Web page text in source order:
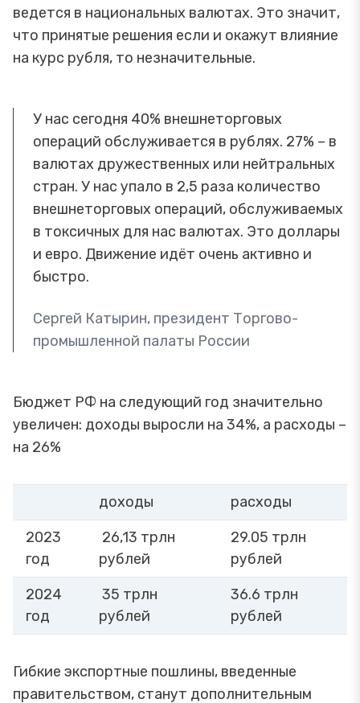
ведется в национальных валютах. Это значит,
что принятые решения если и окажут влияние
на курс рубля, то незначительные.
У нас сегодня 40% внешнеторговых
операций обслуживается в рублях. 27% – в
валютах дружественных или нейтральных
стран. У нас упало в 2,5 раза количество
внешнеторговых операций, обслуживаемых
в токсичных для нас валютах. Это доллары
и евро. Движение идёт очень активно и
быстро.
Сергей Катырин, президент Торгово-
промышленной палаты России
Бюджет РФ на следующий год значительно
увеличен: доходы выросли на 34%, а расходы –
на 26%
доходы
расходы
2023
год
26,13 трлн
рублей
29.05 трлн
рублей
2024
год
35 трлн
рублей
36.6 трлн
рублей
Гибкие экспортные пошлины, введенные
правительством, станут дополнительным